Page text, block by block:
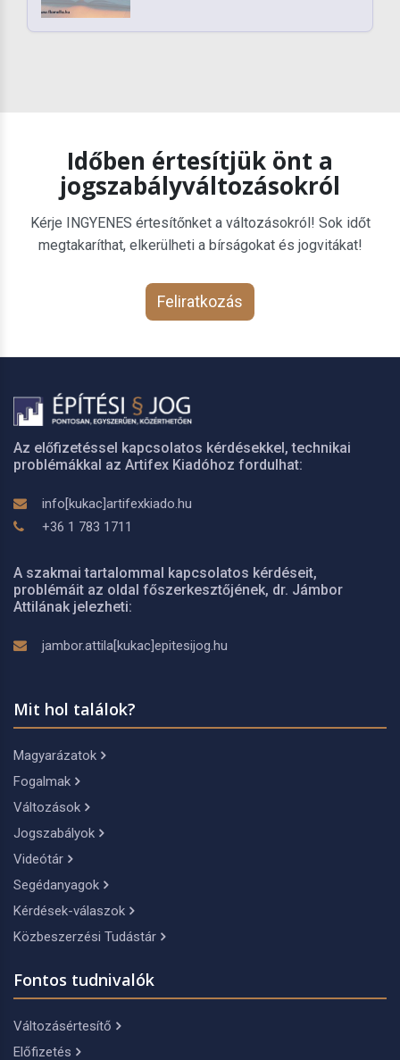
Időben értesítjük önt a
jogszabályváltozásokról
Kérje INGYENES értesítőnket a változásokról! Sok időt
megtakaríthat, elkerülheti a bírságokat és jogvitákat!
Feliratkozás
Az előfizetéssel kapcsolatos kérdésekkel, technikai
problémákkal az Artifex Kiadóhoz fordulhat:
info[kukac]artifexkiado.hu
+36 1 783 1711
A szakmai tartalommal kapcsolatos kérdéseit,
problémáit az oldal főszerkesztőjének, dr. Jámbor
Attilának jelezheti:
jambor.attila[kukac]epitesijog.hu
Mit hol találok?
Magyarázatok
Fogalmak
Változások
Jogszabályok
Videótár
Segédanyagok
Kérdések-válaszok
Közbeszerzési Tudástár
Fontos tudnivalók
Változásértesítő
Előfizetés